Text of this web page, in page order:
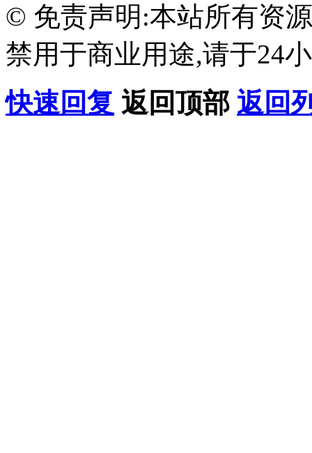
© 免责声明:本站所有资
禁用于商业用途,请于24
快速回复 返回顶部 返回